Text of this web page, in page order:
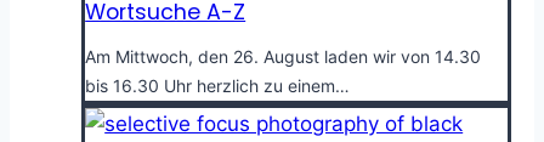
Wortsuche A-Z
Am Mittwoch, den 26. August laden wir von 14.30
bis 16.30 Uhr herzlich zu einem…